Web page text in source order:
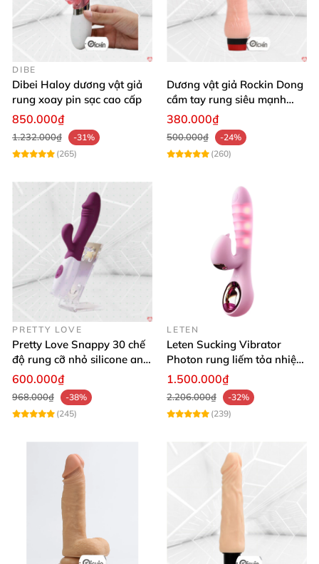
DIBE
Dibei Haloy dương vật giả
rung xoay pin sạc cao cấp
850.000₫
1.232.000₫
-31%
(265)
Dương vật giả Rockin Dong
cầm tay rung siêu mạnh
silicon y tế cao cấp
380.000₫
500.000₫
-24%
(260)
PRETTY LOVE
Pretty Love Snappy 30 chế
độ rung cỡ nhỏ silicone an
toàn pin AAA dễ dùng
600.000₫
968.000₫
-38%
(245)
LETEN
Leten Sucking Vibrator
Photon rung liếm tỏa nhiệt
pin sạc cao cấp
1.500.000₫
2.206.000₫
-32%
(239)